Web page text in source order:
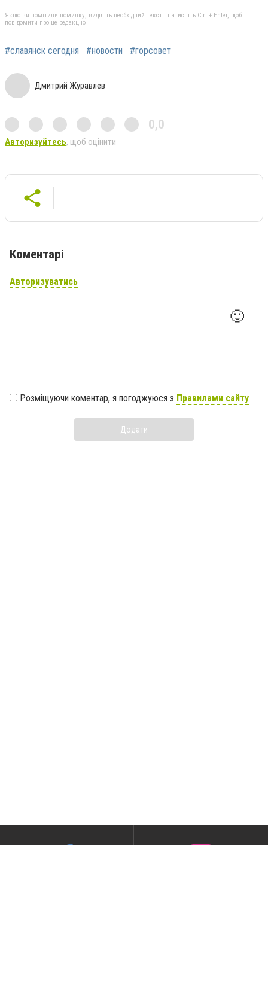
Якщо ви помітили помилку, виділіть необхідний текст і натисніть Ctrl + Enter, щоб
повідомити про це редакцію
#славянск сегодня #новости #горсовет
Дмитрий Журавлев
0,0
Авторизуйтесь, щоб оцінити
Коментарі
Авторизуватись
🙂
Розміщуючи коментар, я погоджуюся з Правилами сайту
Додати